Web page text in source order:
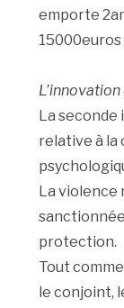
emporte
15000euros
La seconde
relative à la
La violence
sanctionnée
protection.
Tout
le conjoint,